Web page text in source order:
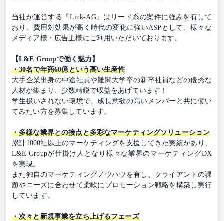
当社が運営する『Link-AG』はリード系の案件に強みを有して
おり、費用対効果が高く時代の変化に強いASPとして、様々な
メディア様・広告主様にご利用いただいております。
【L&E Groupで働く魅力】
・30名で年商60億という高い生産性
大手企業出身の中途社員や難関大学卒の新卒社員などの優秀な
人材が集まり、少数精鋭で収益をあげています！
学生扱いされない環境で、成長意欲の高いメンバーと共に働い
てみたい方を募集しています。
・多様な業界との接点と多彩なマーケティングソリューション
累計1000社以上のマーケティングを支援してきた実績があり、
L&E Groupが仕掛け人となり様々な業界のマーケティングDX
を実現。
また独自のマーケティングノウハウを有し、クライアントの課
題やニーズに合わせて柔軟にプロモーション戦略を構築し実行
しています。
・次々と新規事業を立ち上げるフェーズ